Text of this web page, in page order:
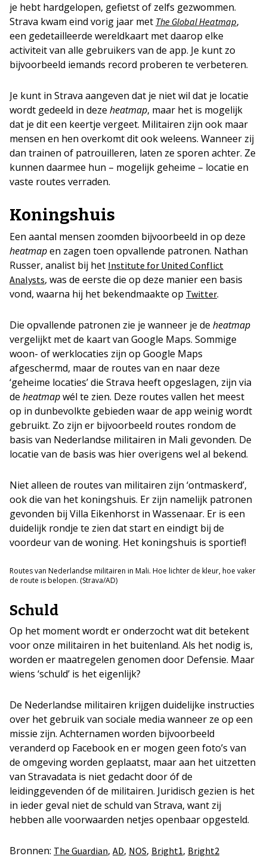
je hebt hardgelopen, gefietst of zelfs gezwommen.
Strava kwam eind vorig jaar met The Global Heatmap,
een gedetailleerde wereldkaart met daarop elke
activiteit van alle gebruikers van de app. Je kunt zo
bijvoorbeeld iemands record proberen te verbeteren.
Je kunt in Strava aangeven dat je niet wil dat je locatie
wordt gedeeld in deze heatmap, maar het is mogelijk
dat je dit een keertje vergeet. Militairen zijn ook maar
mensen en hen overkomt dit ook weleens. Wanneer zij
dan trainen of patrouilleren, laten ze sporen achter. Ze
kunnen daarmee hun – mogelijk geheime – locatie en
vaste routes verraden.
Koningshuis
Een aantal mensen zoomden bijvoorbeeld in op deze
heatmapen zagen toen opvallende patronen. Nathan
Russer, analist bij het Institute for United Conflict
Analysts, was de eerste die op deze manier een basis
vond, waarna hij het bekendmaakte op Twitter.
Die opvallende patronen zie je wanneer je de heatmap
vergelijkt met de kaart van Google Maps. Sommige
woon- of werklocaties zijn op Google Maps
afgeschermd, maar de routes van en naar deze
‘geheime locaties’ die Strava heeft opgeslagen, zijn via
de heatmapwél te zien. Deze routes vallen het meest
op in dunbevolkte gebieden waar de app weinig wordt
gebruikt. Zo zijn er bijvoorbeeld routes rondom de
basis van Nederlandse militairen in Mali gevonden. De
locatie van de basis was hier overigens wel al bekend.
Niet alleen de routes van militairen zijn ‘ontmaskerd’,
ook die van het koningshuis. Er zijn namelijk patronen
gevonden bij Villa Eikenhorst in Wassenaar. Er is een
duidelijk rondje te zien dat start en eindigt bij de
voordeur van de woning. Het koningshuis is sportief!
Routes van Nederlandse militairen in Mali. Hoe lichter de kleur, hoe vaker
de route is belopen. (Strava/AD)
Schuld
Op het moment wordt er onderzocht wat dit betekent
voor onze militairen in het buitenland. Als het nodig is,
worden er maatregelen genomen door Defensie. Maar
wiens ‘schuld’ is het eigenlijk?
De Nederlandse militairen krijgen duidelijke instructies
over het gebruik van sociale media wanneer ze op een
missie zijn. Achternamen worden bijvoorbeeld
veranderd op Facebook en er mogen geen foto’s van
de omgeving worden geplaatst, maar aan het uitzetten
van Stravadata is niet gedacht door óf de
leidinggevenden óf de militairen. Juridisch gezien is het
in ieder geval niet de schuld van Strava, want zij
hebben alle voorwaarden netjes openbaar opgesteld.
Bronnen: The Guardian, AD, NOS, Bright1, Bright2